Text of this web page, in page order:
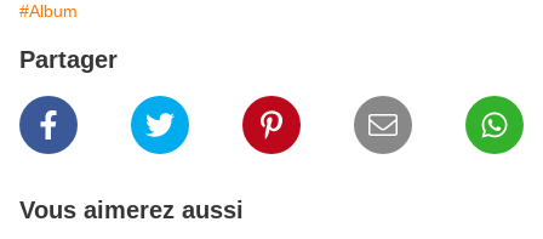
#Album
Partager
Vous aimerez aussi